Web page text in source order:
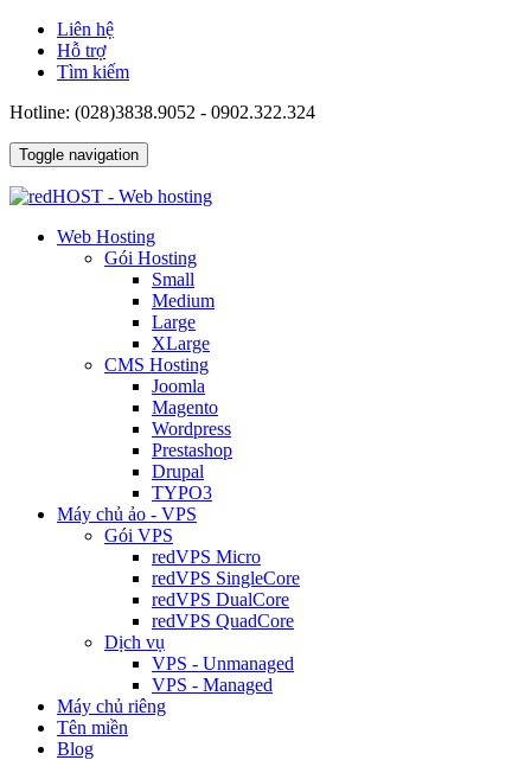
Liên hệ
Hỗ trợ
Tìm kiếm
Hotline: (028)3838.9052 - 0902.322.324
Toggle navigation
Web Hosting
Gói Hosting
Small
Medium
Large
XLarge
CMS Hosting
Joomla
Magento
Wordpress
Prestashop
Drupal
TYPO3
Máy chủ ảo - VPS
Gói VPS
redVPS Micro
redVPS SingleCore
redVPS DualCore
redVPS QuadCore
Dịch vụ
VPS - Unmanaged
VPS - Managed
Máy chủ riêng
Tên miền
Blog